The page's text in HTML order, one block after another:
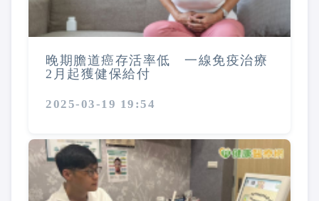
晚期膽道癌存活率低 一線免疫治療
2月起獲健保給付
2025-03-19 19:54